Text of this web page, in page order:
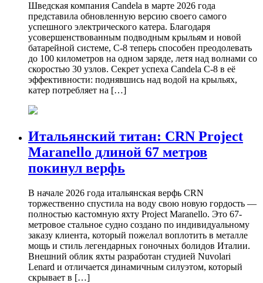
Шведская компания Candela в марте 2026 года
представила обновленную версию своего самого
успешного электрического катера. Благодаря
усовершенствованным подводным крыльям и новой
батарейной системе, C-8 теперь способен преодолевать
до 100 километров на одном заряде, летя над волнами со
скоростью 30 узлов. Секрет успеха Candela C-8 в её
эффективности: поднявшись над водой на крыльях,
катер потребляет на […]
Итальянский титан: CRN Project
Maranello длиной 67 метров
покинул верфь
В начале 2026 года итальянская верфь CRN
торжественно спустила на воду свою новую гордость —
полностью кастомную яхту Project Maranello. Это 67-
метровое стальное судно создано по индивидуальному
заказу клиента, который пожелал воплотить в металле
мощь и стиль легендарных гоночных болидов Италии.
Внешний облик яхты разработан студией Nuvolari
Lenard и отличается динамичным силуэтом, который
скрывает в […]